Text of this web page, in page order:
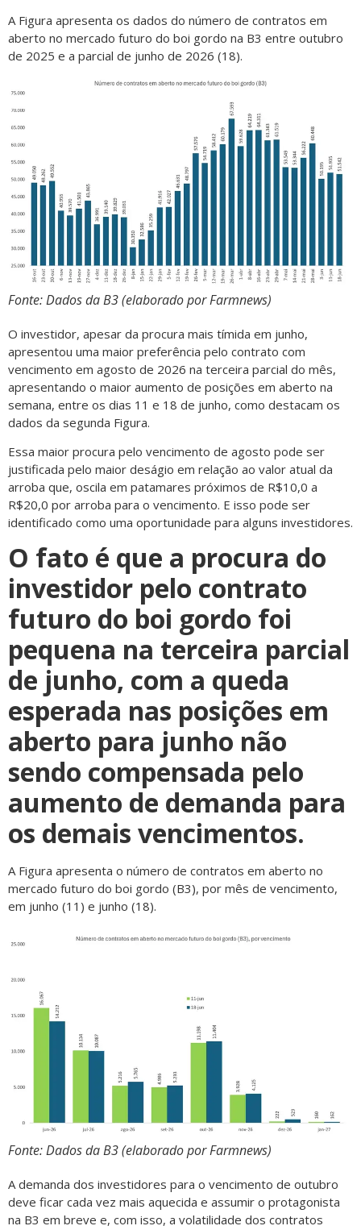
A Figura apresenta os dados do número de contratos em
aberto no mercado futuro do boi gordo na B3 entre outubro
de 2025 e a parcial de junho de 2026 (18).
Fonte: Dados da B3 (elaborado por Farmnews)
O investidor, apesar da procura mais tímida em junho,
apresentou uma maior preferência pelo contrato com
vencimento em agosto de 2026 na terceira parcial do mês,
apresentando o maior aumento de posições em aberto na
semana, entre os dias 11 e 18 de junho, como destacam os
dados da segunda Figura.
Essa maior procura pelo vencimento de agosto pode ser
justificada pelo maior deságio em relação ao valor atual da
arroba que, oscila em patamares próximos de R$10,0 a
R$20,0 por arroba para o vencimento. E isso pode ser
identificado como uma oportunidade para alguns investidores.
O fato é que a procura do
investidor pelo contrato
futuro do boi gordo foi
pequena na terceira parcial
de junho, com a queda
esperada nas posições em
aberto para junho não
sendo compensada pelo
aumento de demanda para
os demais vencimentos.
A Figura apresenta o número de contratos em aberto no
mercado futuro do boi gordo (B3), por mês de vencimento,
em junho (11) e junho (18).
Fonte: Dados da B3 (elaborado por Farmnews)
A demanda dos investidores para o vencimento de outubro
deve ficar cada vez mais aquecida e assumir o protagonista
na B3 em breve e, com isso, a volatilidade dos contratos